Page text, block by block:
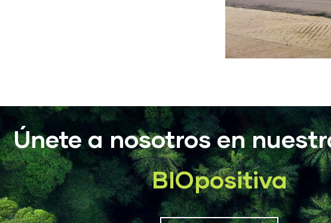
Únete a nosotros en
BIOpositiva